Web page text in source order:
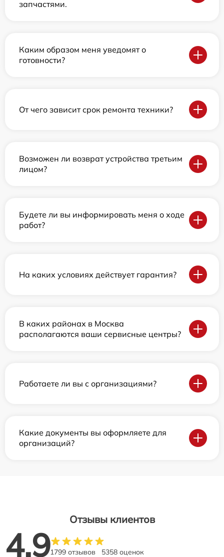
запчастями.
Каким образом меня уведомят о
готовности?
От чего зависит срок ремонта техники?
Возможен ли возврат устройства третьим
лицом?
Будете ли вы информировать меня о ходе
работ?
На каких условиях действует гарантия?
В каких районах в Москва
располагаются ваши сервисные центры?
Работаете ли вы с организациями?
Какие документы вы оформляете для
организаций?
Отзывы клиентов
4.91799 отзывов 5358 оценок